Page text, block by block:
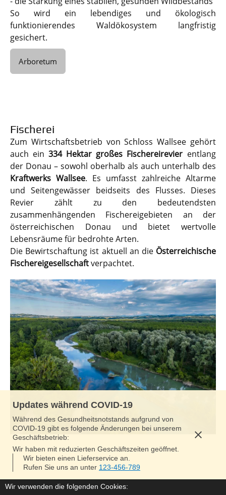
So wird ein lebendiges und ökologisch
funktionierendes Waldökosystem langfristig
gesichert.
Arboretum
Fischerei
Zum Wirtschaftsbetrieb von Schloss Wallsee gehört
auch ein 334 Hektar großes Fischereirevier entlang
der Donau – sowohl oberhalb als auch unterhalb des
Kraftwerks Wallsee. Es umfasst zahlreiche Altarme
und Seitengewässer beidseits des Flusses. Dieses
Revier zählt zu den bedeutendsten
zusammenhängenden Fischereigebieten an der
österreichischen Donau und bietet wertvolle
Lebensräume für bedrohte Arten.
Die Bewirtschaftung ist aktuell an die Österreichische
Fischereigesellschaftverpachtet.
Updates während COVID-19
Während des Gesundheitsnotstands aufgrund von
COVID-19 gibt es folgende Änderungen bei unserem
Geschäftsbetrieb:
Wir haben mit reduzierten Geschäftszeiten geöffnet.
Wir bieten einen Lieferservice an.
Rufen Sie uns an unter 123-456-789
Wir verwenden die folgenden Cookies: